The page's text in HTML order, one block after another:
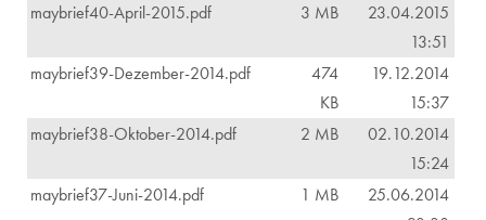
maybrief40-April-2015.pdf
3 MB
23.04.2015
13:51
maybrief39-Dezember-2014.pdf
474
KB
19.12.2014
15:37
maybrief38-Oktober-2014.pdf
2 MB
02.10.2014
15:24
maybrief37-Juni-2014.pdf
1 MB
25.06.2014